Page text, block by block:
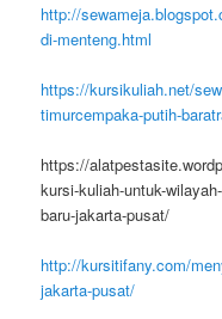
http://
di-menteng.html
https://kursikuliah.net/
timurcempaka-putih-
https://
kursi-kuliah-untuk-
baru-jakarta-pusat/
http://kursitifany.com/
jakarta-pusat/